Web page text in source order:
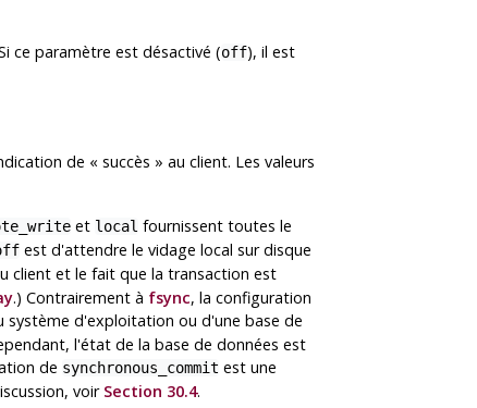
ce paramètre est désactivé (off), il est
de « succès » au client. Les valeurs
et local fournissent toutes le
est d'attendre le vidage local sur disque
client et le fait que la transaction est
.) Contrairement à fsync, la configuration
système d'exploitation ou d'une base de
l'état de la base de données est
de synchronous_commit est une
voir Section 30.4.